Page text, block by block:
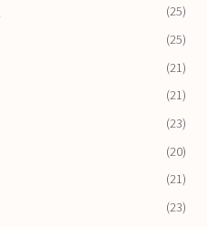
(25)
(25)
(21)
(21)
(23)
(20)
(21)
(23)